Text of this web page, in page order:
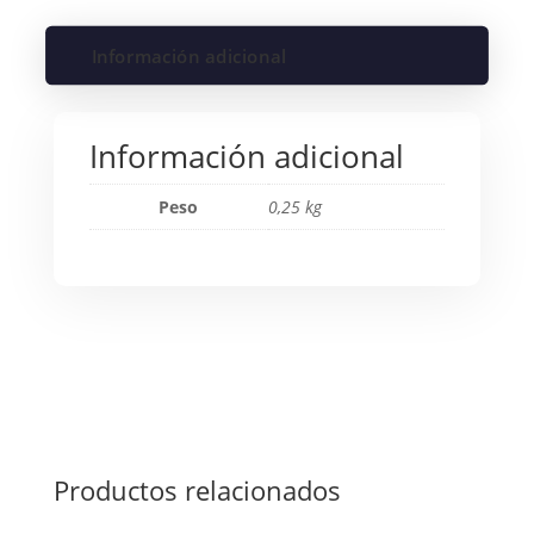
Información adicional
Información adicional
Peso 0,25 kg
Productos relacionados